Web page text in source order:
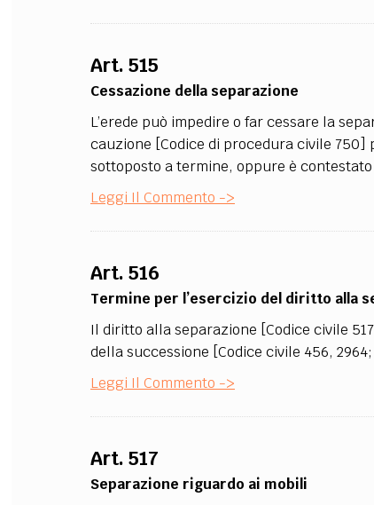
Art. 515
Cessazione della separazione
L’erede può impedire o far cessare la
cauzione [Codice di procedura civile
sottoposto a termine, oppure è contestato
Leggi Il Commento ->
Art. 516
Termine per l’esercizio del diritto alla
Il diritto alla separazione [Codice civile
della successione [Codice civile 456,
Leggi Il Commento ->
Art. 517
Separazione riguardo ai mobili